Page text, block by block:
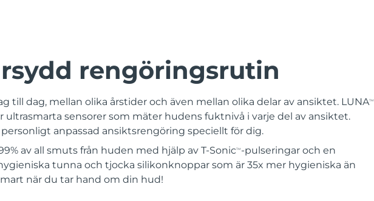
rengöringsrutin
till dag, mellan olika årstider och även mellan olika delar av ansiktet. LUNATM
ultrasmarta sensorer som mäter hudens fuktnivå i varje del av ansiktet.
anpassad ansiktsrengöring speciellt för dig.
av all smuts från huden med hjälp av T-SonicTM -pulseringar och en
tunna och tjocka silikonknoppar som är 35x mer hygieniska än
när du tar hand om din hud!